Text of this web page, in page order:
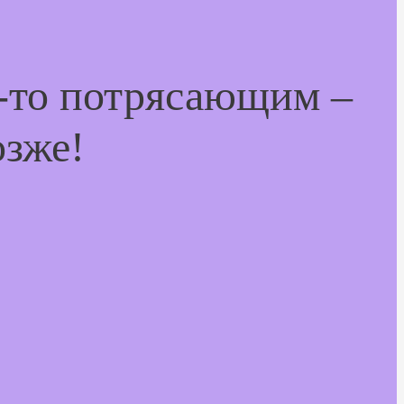
потрясающим –